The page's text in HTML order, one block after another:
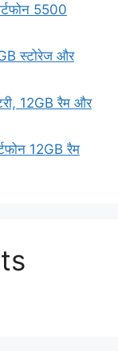
5500
स्टोरेज और
12GB रैम और
12GB रैम